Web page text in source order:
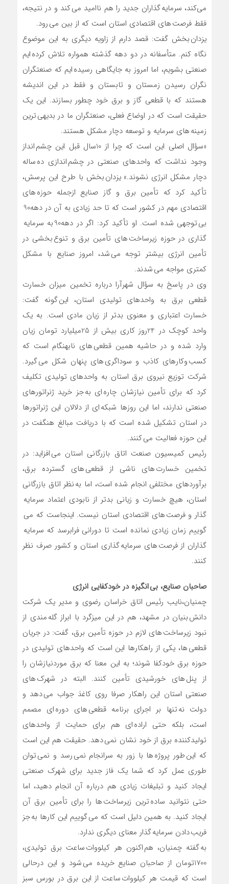
می‌کند، سرمایه گذاران جدید را هم ناامید می کند و در نتیجه،
فقط فرصت های اقتصادی استان است که از بین می رود.
یزدان بخش گفت: قصد دارم از زاویه دیگری به این موضوع
نگاه کنم. متأسفانه در دو دهه گذشته همواره تلاش کرده ایم
صنعتی بشویم، اما امروز به جایگاهی رسیده ایم که صنعتگران
نگران رسیدن زمستان و تابستان و فقط در این اندیشه
هستند که با قطعی گاز و برق خود چطور بسازند. این یک
حقیقت است که در اوضاع فعلی، صنعتگران ما در بدیهی ترین
زمینه های سرمایه و توسعه دچار مشکل هستند.
«سؤال اصلی این است که چرا از 10سال قبل این چشم انداز
وجود نداشت که واحدهای صنعتی در چشم اندازی ده ساله
دچار مشکل انرژی نشوند.» یزدان بخش با طرح این پرسش،
تأکید کرد که تأمین برق و گاز صنایع ازجمله حوزه های
بی توجهی شده است. او تأکید کرد: اگر در دهه90 به سرمایه
گذاری در حوزه زیرساخت های تأمین برق و تنوع بخشی در
تأمین انرژی بیشتر توجه می شد، امروز صنایع با مشکل
کمتری مواجه می شدند.
وی در پاسخ به سؤال شهرآرا درباره تخمین میزان خسارت
قطعی برق به واحدهای تولیدی استان، این گونه گفت:
خسارت اعتباری و معنوی بدتر از زیان مادی است. به یک
واحد کوچک در 24روز کاری بیش از 25میلیارد تومان زیان
وارد شده و در حاشیه همین قطعی های نابهنگام است که
کسب وکارهای کاذب و سوداگری های پنهان شکل می گیرد.
شرکت توزیع نیروی برق استان به واحدهای تولیدی تکلیف
کرد که برای تأمین نیازشان چاره ای به جز خرید ژنراتورهای
صنعتی ندارند، اما این روزها شبکه ای از دلالان این ژنراتورها
در استان تشکیل شده است که با دریافت مبالغ هنگفت در
این حوزه فعالیت می کنند.
رئیس کمیسیون صنعت اتاق بازرگانی استان می افزاید: در
تخمین خسارت های ناشی از قطعی های گسترده برق،
برآوردهای مختلفی انجام شده است، اما به نظر اتاق بازرگانی
استان، هیچ خسارت و زیانی بدتر از نابودی اعتماد سرمایه
گذار و فرصت های اقتصادی استان نیست. اینجاست که می
گوییم زمان زیادی نمانده است تا دورانی فرابرسد که سرمایه
گذاران از فرصت های سرمایه گذاری استان و کشور صرف نظر
کنند.
صاحبان صنایع، بی انگیزه در خودکفایی انرژی
چمنیان،نایب رئیس اتاق خراسان رضوی و مدیر یک شرکت
دانش بنیان در مشهد، هم در این میزگرد با ابراز گله مندی از
نبود زیرساخت های لازم در حوزه تأمین برق، گفت: در جریان
قطعی ها، یکی از راهکارها این است که واحدهای تولیدی در
حوزه برق خودکفا شوند؛ به این معنا که برق موردنیازشان را
از پنل های خورشیدی تأمین کنند. البته در شهرک های
صنعتی استان این راهکار صرفا روی کاغذ جواب می دهد و
دولت نه تنها بر اجرای برنامه قطعی های دوره ای مصمم
است، بلکه حتی اراده ای هم برای حمایت از واحدهای
تولیدکننده برق از خود نشان نمی دهد. حقیقت هم این است
که این طور پروژه ها با زور به سرانجام نمی رسد و نمی توان
طوری عمل کرد که شما یک فاز جدید برای شهرک صنعتی
ایجاد کنید و تبلیغات زیادی هم درباره آن انجام دهید، اما
حتی نتوانید ساده ترین زیرساخت ها را برای تأمین برق آن
ایجاد کنید. به همین دلیل است که می گوییم این کارها به جز
فریب دادن سرمایه گذار معنای دیگری ندارد.
به گفته چمنیان، هم اکنون هر کیلووات ساعت برق تولیدی،
1700تومان از صاحبان صنایع خریده می شود و این درحالی
است که قیمت هر کیلووات ساعت از این برق در بورس سبز